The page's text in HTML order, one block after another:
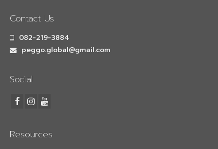
เครื่องพิมพ์ซับลิเมชั่น
Contact Us
082-219-3884
peggo.global@gmail.com
Social
Resources